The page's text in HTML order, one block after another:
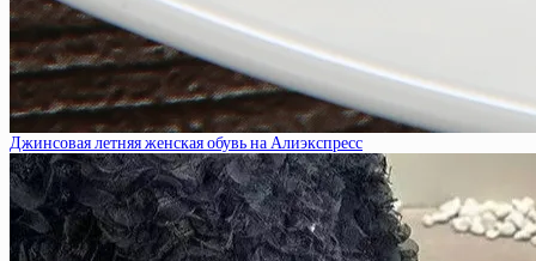
Джинсовая летняя женская обувь на Алиэкспресс